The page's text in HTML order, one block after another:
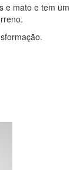
e mato e tem um